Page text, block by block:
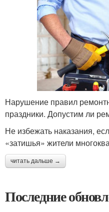
Нарушение правил
праздники. Допустим ли
Не избежать наказания,
«затишья» жители
читать дальше →
Последние